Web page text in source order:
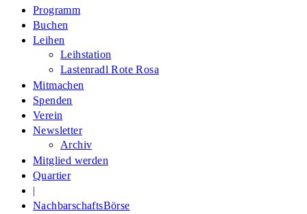
Programm
Buchen
Leihen
Leihstation
Lastenradl Rote Rosa
Mitmachen
Spenden
Verein
Newsletter
Archiv
Mitglied werden
Quartier
|
NachbarschaftsBörse